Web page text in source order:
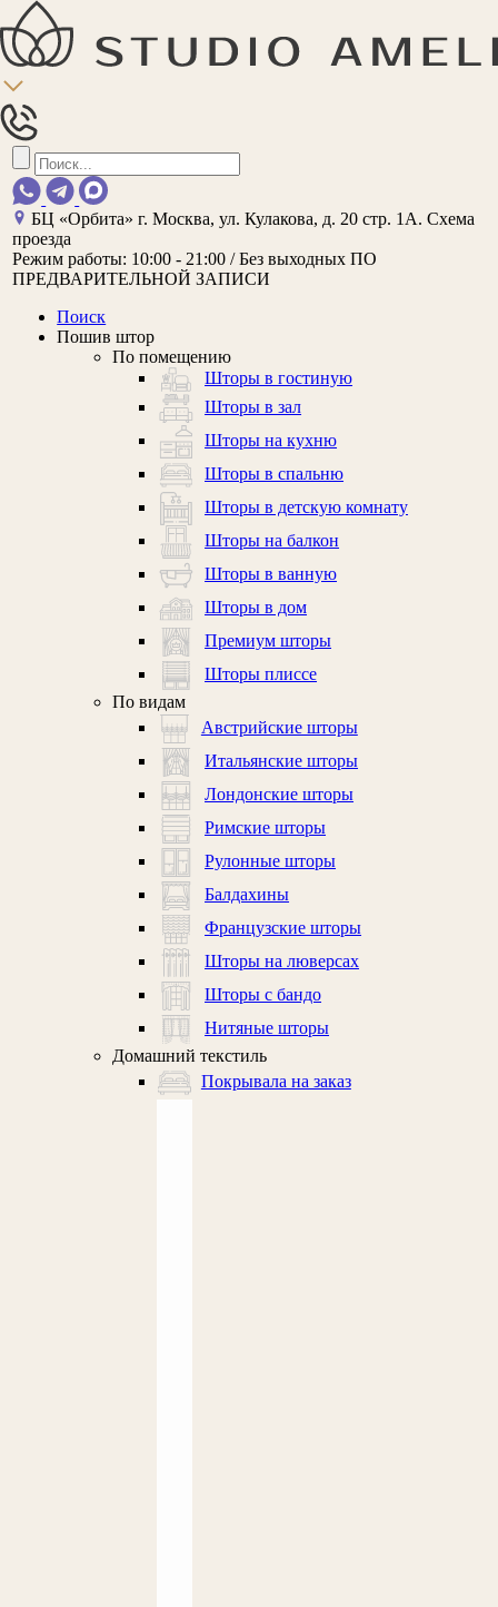
БЦ «Орбита»г. Москва, ул. Кулакова, д. 20 стр. 1А. Схема
проезда
Режим работы: 10:00 - 21:00 / Без выходных ПО
ПРЕДВАРИТЕЛЬНОЙ ЗАПИСИ
Поиск
Пошив штор
По помещению
Шторы в гостиную
Шторы в зал
Шторы на кухню
Шторы в спальню
Шторы в детскую комнату
Шторы на балкон
Шторы в ванную
Шторы в дом
Премиум шторы
Шторы плиссе
По видам
Австрийские шторы
Итальянские шторы
Лондонские шторы
Римские шторы
Рулонные шторы
Балдахины
Французские шторы
Шторы на люверсах
Шторы с бандо
Нитяные шторы
Домашний текстиль
Покрывала на заказ